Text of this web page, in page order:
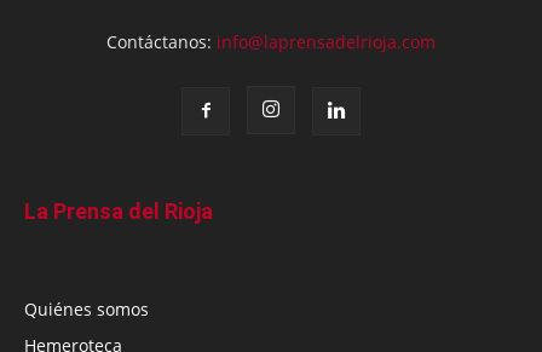
Contáctanos: info@laprensadelrioja.com
La Prensa del Rioja
Quiénes somos
Hemeroteca